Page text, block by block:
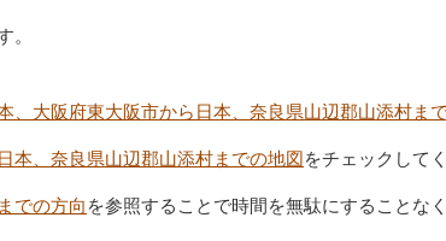
。
、大阪府東大阪市から日本、奈良県山辺郡山添村ま
本、奈良県山辺郡山添村までの地図をチェックして
での方向 を参照することで時間を無駄にすることな